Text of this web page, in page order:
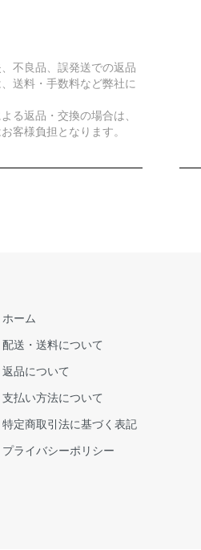
不良品、誤発送での返品
送料・手数料など弊社に
る返品・交換の場合は、
客様負担となります。
ホーム
配送・送料について
返品について
支払い方法について
特定商取引法に基づく表記
プライバシーポリシー